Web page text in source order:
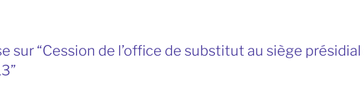
sur “Cession de l’office de substitut au siège